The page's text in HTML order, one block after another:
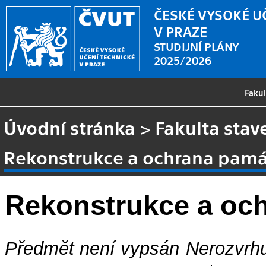
ČESKÉ VYSOKÉ
V PRAZE
STUDIJNÍ PLÁNY
2025/2026
Úvodní stránka > Fakulta
Rekonstrukce a ochrana
Rekonstrukce a
Předmět není vypsán